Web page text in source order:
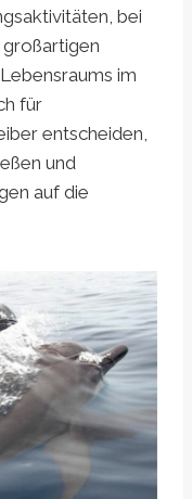
bei
im
für
entscheiden,
und
auf die